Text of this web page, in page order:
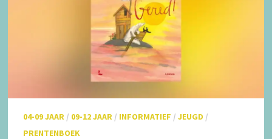
04-09 JAAR/ 09-12 JAAR/ INFORMATIEF / JEUGD /
PRENTENBOEK